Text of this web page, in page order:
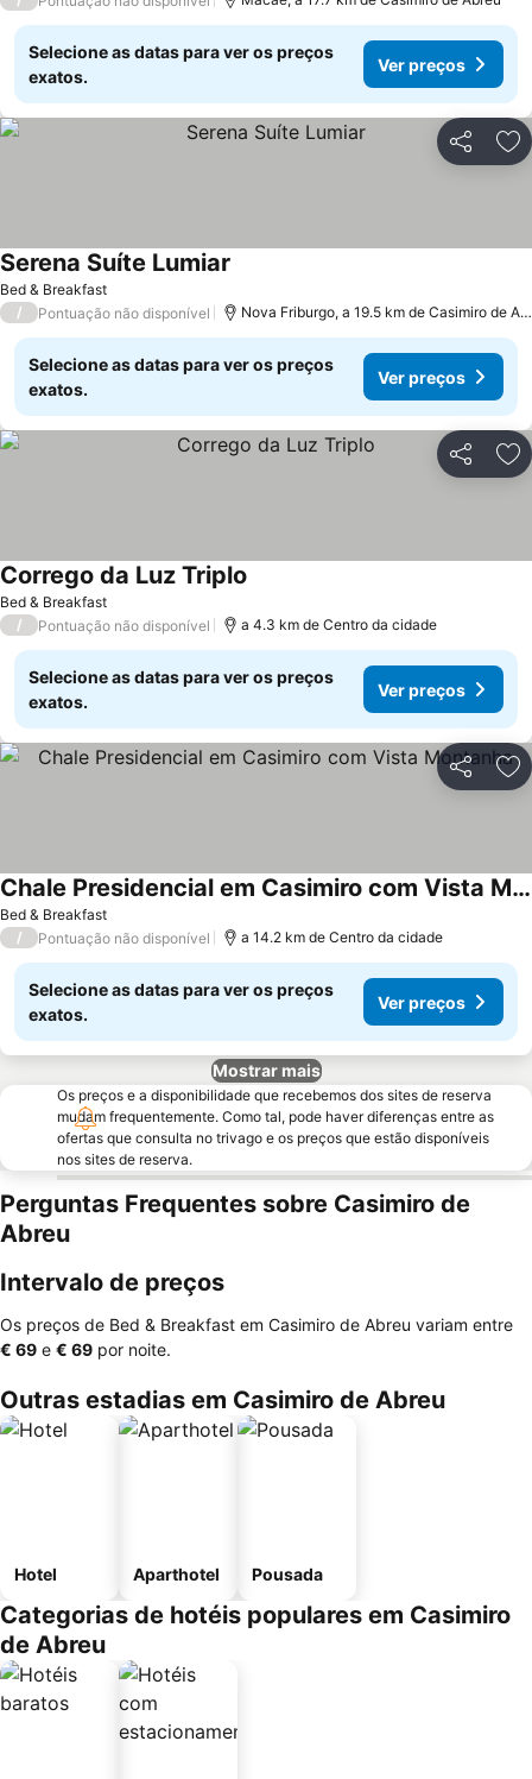
Selecione as datas para ver os preços
exatos.
Ver preços
Partilhar
Bed & Breakfast
Serena Suíte Lumiar
/ Pontuação não disponível Nova Friburgo, a 19.5 km de Casimiro de
Selecione as datas para ver os preços
exatos.
Ver preços
Partilhar
Bed & Breakfast
Corrego da Luz Triplo
/ Pontuação não disponível a 4.3 km de Centro da cidade
Selecione as datas para ver os preços
exatos.
Ver preços
Partilhar
Bed & Breakfast
Chale Presidencial em Casimiro com Vista Montanha
Ver preços
/ Pontuação não disponível a 14.2 km de Centro da cidade
Selecione as datas para ver os preços
exatos.
Ver preços
Mostrar mais
Os preços e a disponibilidade que recebemos dos sites de reserva
mudam frequentemente. Como tal, pode haver diferenças entre as
ofertas que consulta no trivago e os preços que estão disponíveis
nos sites de reserva.
Perguntas Frequentes sobre Casimiro de
Abreu
Intervalo de preços
Os preços de Bed & Breakfast em Casimiro de Abreu variam entre
‎€ 69 e ‎€ 69 por noite.
Outras estadias em Casimiro de Abreu
Hotel Aparthotel Pousada
Categorias de hotéis populares em Casimiro
de Abreu